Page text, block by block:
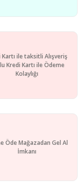
Kartı ile taksitli Alışveriş
Kredi Kartı ile Ödeme
Kolaylığı
Öde Mağazadan Gel Al
İmkanı